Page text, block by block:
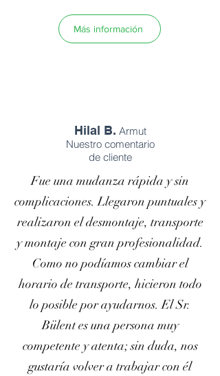
Más información
Hilal B. Armut
Nuestro comentario
de cliente
Fue una mudanza rápida y sin
complicaciones. Llegaron puntuales y
realizaron el desmontaje, transporte
y montaje con gran profesionalidad.
Como no podíamos cambiar el
horario de transporte, hicieron todo
lo posible por ayudarnos. El Sr.
Bülent es una persona muy
competente y atenta; sin duda, nos
gustaría volver a trabajar con él